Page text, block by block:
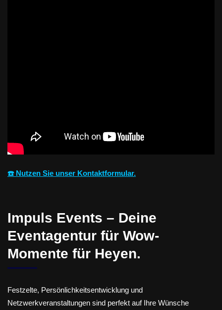
☎️ Nutzen Sie unser Kontaktformular.
Impuls Events – Deine
Eventagentur für Wow-
Momente für Heyen.
Festzelte, Persönlichkeitsentwicklung und
Netzwerkveranstaltungen sind perfekt auf Ihre Wünsche